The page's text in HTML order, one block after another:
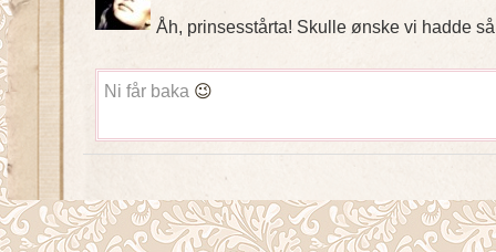
Åh, prinsesstårta! Skulle ønske vi hadde
Ni får baka 😉